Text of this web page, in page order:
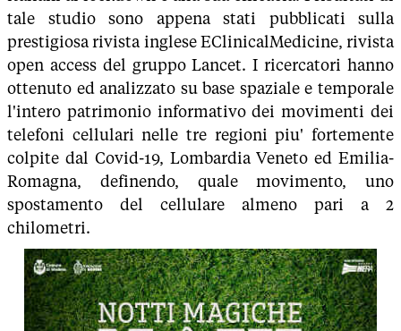
tale studio sono appena stati pubblicati sulla
prestigiosa rivista inglese EClinicalMedicine, rivista
open access del gruppo Lancet. I ricercatori hanno
ottenuto ed analizzato su base spaziale e temporale
l'intero patrimonio informativo dei movimenti dei
telefoni cellulari nelle tre regioni piu' fortemente
colpite dal Covid-19, Lombardia Veneto ed Emilia-
Romagna, definendo, quale movimento, uno
spostamento del cellulare almeno pari a 2
chilometri.